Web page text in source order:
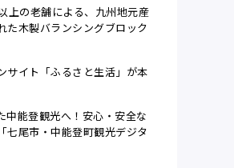
上の老舗による、九州地元産
た木製バランシングブロック
サイト「ふるさと生活」が本
中能登観光へ！安心・安全な
七尾市・中能登町観光デジタ